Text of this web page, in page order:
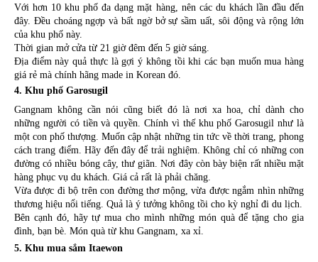
Với hơn 10 khu phố đa dạng mặt hàng, nên các du khách lần đầu đến
đây. Đều choáng ngợp và bất ngờ bở sự sầm uất, sôi động và rộng lớn
của khu phố này.
Thời gian mở cửa từ 21 giờ đêm đến 5 giờ sáng.
Địa điểm này quả thực là gợi ý không tồi khi các bạn muốn mua hàng
giá rẻ mà chính hãng made in Korean đó.
4. Khu phố Garosugil
Gangnam không cần nói cũng biết đó là nơi xa hoa, chỉ dành cho
những người có tiền và quyền. Chính vì thế khu phố Garosugil như là
một con phố thượng. Muốn cập nhật những tin tức về thời trang, phong
cách trang điểm. Hãy đến đây để trải nghiệm. Không chỉ có những con
đường có nhiều bóng cây, thư giãn. Nơi đây còn bày biện rất nhiều mặt
hàng phục vụ du khách. Giá cả rất là phải chăng.
Vừa được đi bộ trên con đường thơ mộng, vừa được ngắm nhìn những
thương hiệu nổi tiếng. Quả là ý tưởng không tồi cho kỳ nghỉ đi du lịch.
Bên cạnh đó, hãy tự mua cho mình những món quà để tặng cho gia
đình, bạn bè. Món quà từ khu Gangnam, xa xỉ.
5. Khu mua sắm Itaewon